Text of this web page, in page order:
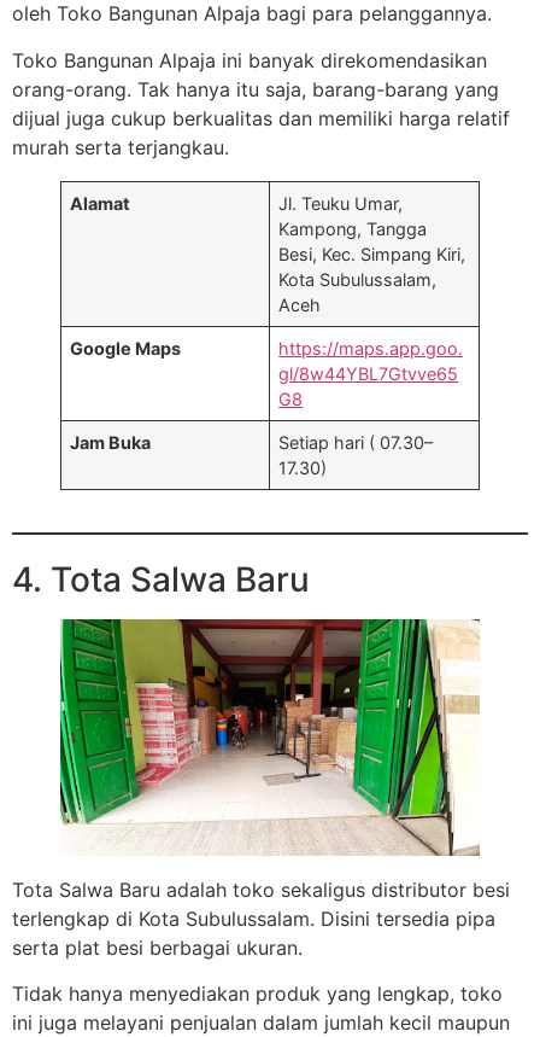
oleh Toko Bangunan Alpaja bagi para pelanggannya.
Toko Bangunan Alpaja ini banyak direkomendasikan
orang-orang. Tak hanya itu saja, barang-barang yang
dijual juga cukup berkualitas dan memiliki harga relatif
murah serta terjangkau.
Alamat
Jl. Teuku Umar,
Kampong, Tangga
Besi, Kec. Simpang Kiri,
Kota Subulussalam,
Aceh
Google Maps
https://maps.app.goo.
gl/8w44YBL7Gtvve65
G8
Jam Buka
Setiap hari ( 07.30–
17.30)
4. Tota Salwa Baru
Tota Salwa Baru adalah toko sekaligus distributor besi
terlengkap di Kota Subulussalam. Disini tersedia pipa
serta plat besi berbagai ukuran.
Tidak hanya menyediakan produk yang lengkap, toko
ini juga melayani penjualan dalam jumlah kecil maupun